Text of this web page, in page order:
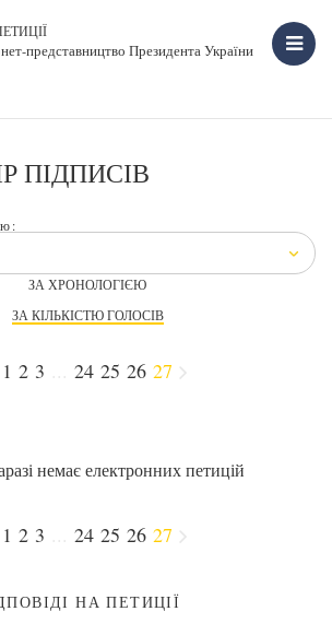
представництво Президента України
ПІДПИСІВ
ЗА ХРОНОЛОГІЄЮ
ЗА КІЛЬКІСТЮ ГОЛОСІВ
1 2 3 24 25 26 27
немає електронних петицій
1 2 3 24 25 26 27
НА ПЕТИЦІЇ